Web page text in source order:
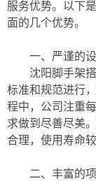
服务优势。以下
面的几个优势。
一、严谨的
沈阳脚手架
标准和规范进行
程中，公司注重
求做到尽善尽美
合理，使用寿命较
二、丰富的